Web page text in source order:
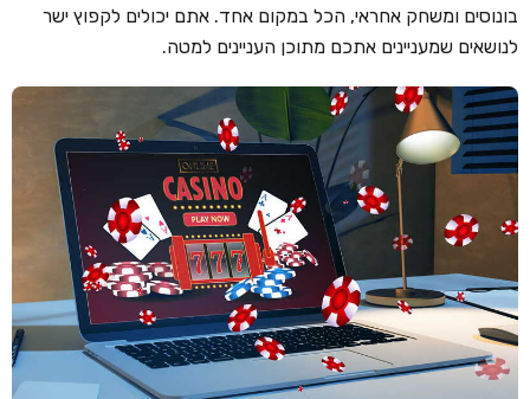
בונוסים ומשחק אחראי, הכל במקום אחד. אתם יכולים לקפוץ ישר
לנושאים שמעניינים אתכם מתוכן העניינים למטה.